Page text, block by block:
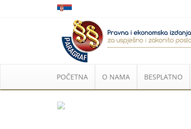
POČETNA O NAMA BESPLATNO